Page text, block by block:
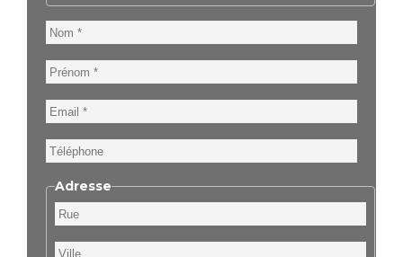
Nom
Prénom
Email
Téléphone
Adresse
Rue
Ville